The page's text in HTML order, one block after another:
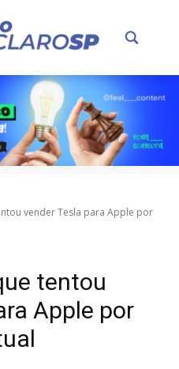
vender Tesla para Apple por
tentou
Apple por